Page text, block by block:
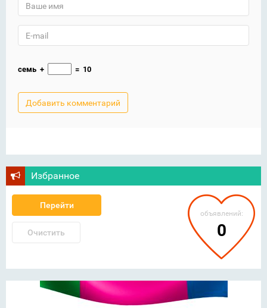
семь + = 10
Избранное
Перейти
Очистить
объявлений:
0